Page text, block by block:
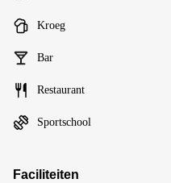
Kroeg
Bar
Restaurant
Sportschool
Faciliteiten